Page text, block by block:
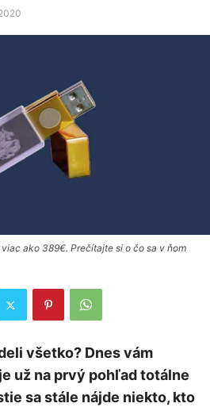
ako 389€. Prečítajte si o čo sa v ňom
všetko? Dnes vám
už na prvý pohľad totálne
sa stále nájde niekto, kto